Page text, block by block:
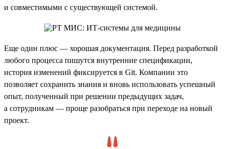
и совместимыми с существующей системой.
Еще один плюс — хорошая документация. Перед разработкой
любого процесса пишутся внутренние спецификации,
история изменений фиксируется в Git. Компании это
позволяет сохранить знания и вновь использовать успешный
опыт, полученный при решении предыдущих задач,
а сотрудникам — проще разобраться при переходе на новый
проект.